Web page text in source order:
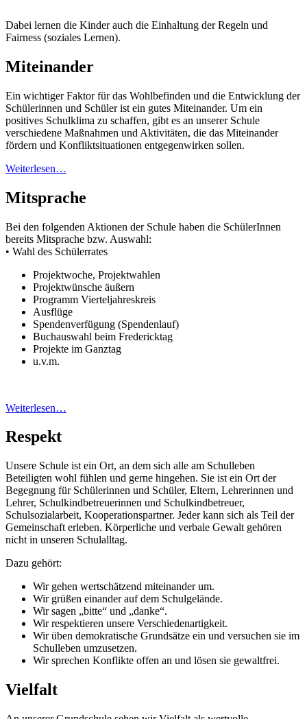
Dabei lernen die Kinder auch die Einhaltung der Regeln und
Fairness (soziales Lernen).
Miteinander
Ein wichtiger Faktor für das Wohlbefinden und die Entwicklung der
Schülerinnen und Schüler ist ein gutes Miteinander. Um ein
positives Schulklima zu schaffen, gibt es an unserer Schule
verschiedene Maßnahmen und Aktivitäten, die das Miteinander
fördern und Konfliktsituationen entgegenwirken sollen.
Weiterlesen…
Mitsprache
Bei den folgenden Aktionen der Schule haben die SchülerInnen
bereits Mitsprache bzw. Auswahl:
• Wahl des Schülerrates
Projektwoche, Projektwahlen
Projektwünsche äußern
Programm Vierteljahreskreis
Ausflüge
Spendenverfügung (Spendenlauf)
Buchauswahl beim Fredericktag
Projekte im Ganztag
u.v.m.
Weiterlesen…
Respekt
Unsere Schule ist ein Ort, an dem sich alle am Schulleben
Beteiligten wohl fühlen und gerne hingehen. Sie ist ein Ort der
Begegnung für Schülerinnen und Schüler, Eltern, Lehrerinnen und
Lehrer, Schulkindbetreuerinnen und Schulkindbetreuer,
Schulsozialarbeit, Kooperationspartner. Jeder kann sich als Teil der
Gemeinschaft erleben. Körperliche und verbale Gewalt gehören
nicht in unseren Schulalltag.
Dazu gehört:
Wir gehen wertschätzend miteinander um.
Wir grüßen einander auf dem Schulgelände.
Wir sagen „bitte“ und „danke“.
Wir respektieren unsere Verschiedenartigkeit.
Wir üben demokratische Grundsätze ein und versuchen sie im
Schulleben umzusetzen.
Wir sprechen Konflikte offen an und lösen sie gewaltfrei.
Vielfalt